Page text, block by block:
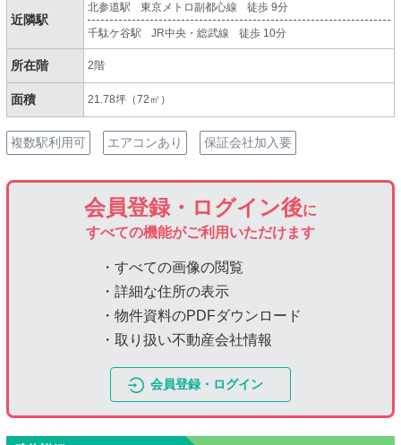
近隣駅
北参道駅 東京メトロ副都心線 徒歩 9分
千駄ケ谷駅 JR中央・総武線 徒歩 10分
所在階 2階
面積 21.78坪（72㎡）
複数駅利用可 エアコンあり 保証会社加入要
会員登録・ログイン後に
すべての機能がご利用いただけます
・すべての画像の閲覧
・詳細な住所の表示
・物件資料のPDFダウンロード
・取り扱い不動産会社情報
会員登録・ログイン